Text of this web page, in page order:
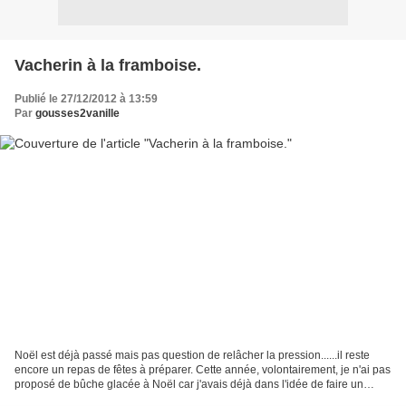
Vacherin à la framboise.
Publié le 27/12/2012 à 13:59
Par gousses2vanille
Noël est déjà passé mais pas question de relâcher la pression......il reste
encore un repas de fêtes à préparer. Cette année, volontairement, je n'ai pas
proposé de bûche glacée à Noël car j'avais déjà dans l'idée de faire un